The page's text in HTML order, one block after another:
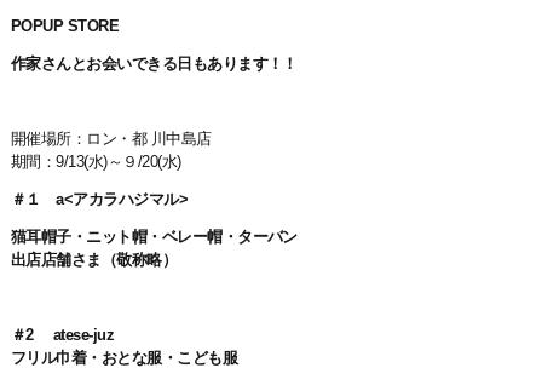
POPUP STORE
作家さんとお会いできる日もあります！！
開催場所：ロン・都 川中島店
期間：9/13(水)～９/20(水)
＃１ a<アカラハジマル>
猫耳帽子・ニット帽・ベレー帽・ターバン
出店店舗さま（敬称略）
＃2 atese-juz
フリル巾着・おとな服・こども服